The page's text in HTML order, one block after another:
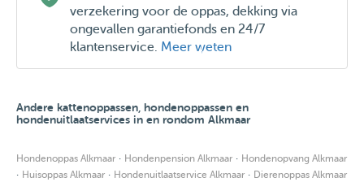
verzekering voor de oppas, dekking via
ongevallen garantiefonds en 24/7
klantenservice. Meer weten
Andere kattenoppassen, hondenoppassen en
hondenuitlaatservices in en rondom Alkmaar
Hondenoppas Alkmaar · Hondenpension Alkmaar · Hondenopvang Alkmaar
· Huisoppas Alkmaar · Hondenuitlaatservice Alkmaar · Dierenoppas Alkmaar